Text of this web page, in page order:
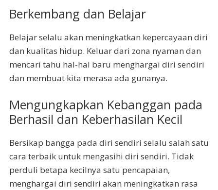
Berkembang dan Belajar
Belajar selalu akan meningkatkan kepercayaan diri
dan kualitas hidup. Keluar dari zona nyaman dan
mencari tahu hal-hal baru menghargai diri sendiri
dan membuat kita merasa ada gunanya.
Mengungkapkan Kebanggan pada
Berhasil dan Keberhasilan Kecil
Bersikap bangga pada diri sendiri selalu salah satu
cara terbaik untuk mengasihi diri sendiri. Tidak
perduli betapa kecilnya satu pencapaian,
menghargai diri sendiri akan meningkatkan rasa